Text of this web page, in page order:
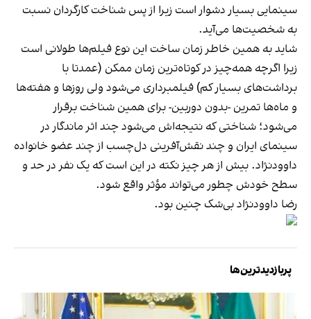
سینمایی بسیار دشوار است زیرا از پس شناخت کارگردان نسبت
به شخصیت‌ها می‌آید.
شاید به همین خاطر زمان ساخت این نوع فیلم‌ها طولانی است
زیرا اگرچه همه‌چیز در کوتاه‌ترین زمان ممکن (عمدتا با
برداشت‌های بسیار کم) فیلمبرداری می‌شود ولی روزها و هفته‌ها
و ماه‌ها تمرین -بدون دوربین- برای همین شناخت برقرار
می‌شود؛ شناختی که نتیجه‌اش می‌شود چند اثر ماندگار در
سینمای ایران و چند نقش‌آفرینی دل‌چسب از چند عضو خانواده
داوودنژاد. بیش از هر چیز نکته در این است که یک نفر در حد و
سطح خودش چطور می‌تواند مؤثر واقع شود.
رضا داوودنژاد بی‌شک چنین بود.
پربازدیدترین‌ها